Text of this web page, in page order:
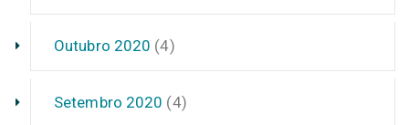
Outubro 2020 (4)
Setembro 2020 (4)